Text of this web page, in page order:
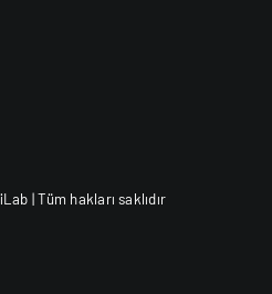
| Tüm hakları saklıdır